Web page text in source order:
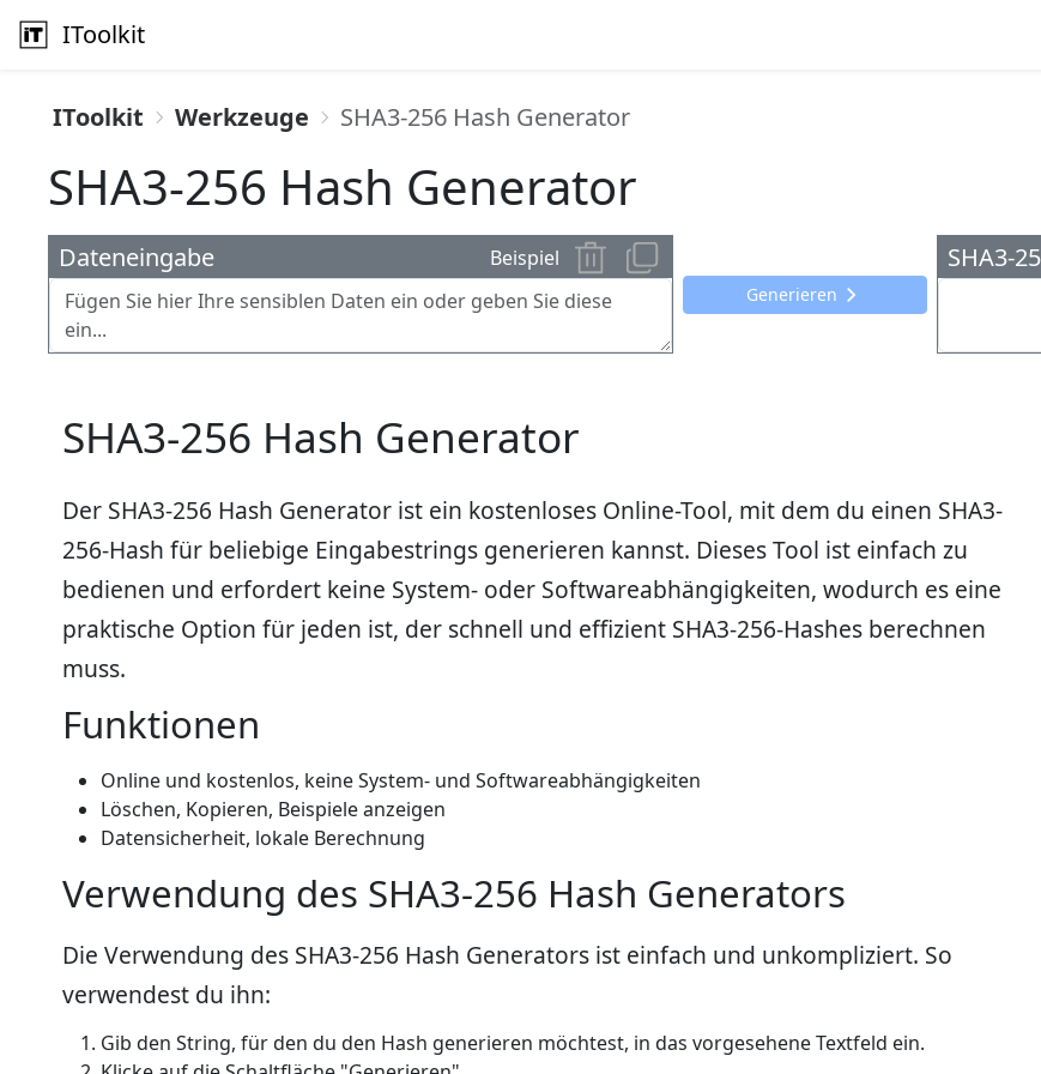
IToolkit
IToolkit Werkzeuge SHA3-256 Hash Generator
SHA3-256 Hash Generator
Dateneingabe Beispiel
Generieren
SHA3-
SHA3-256 Hash Generator
Der SHA3-256 Hash Generator ist ein kostenloses Online-Tool, mit dem du einen SHA3-
256-Hash für beliebige Eingabestrings generieren kannst. Dieses Tool ist einfach zu
bedienen und erfordert keine System- oder Softwareabhängigkeiten, wodurch es eine
praktische Option für jeden ist, der schnell und effizient SHA3-256-Hashes berechnen
muss.
Funktionen
Online und kostenlos, keine System- und Softwareabhängigkeiten
Löschen, Kopieren, Beispiele anzeigen
Datensicherheit, lokale Berechnung
Verwendung des SHA3-256 Hash Generators
Die Verwendung des SHA3-256 Hash Generators ist einfach und unkompliziert. So
verwendest du ihn:
Gib den String, für den du den Hash generieren möchtest, in das vorgesehene Textfeld ein.